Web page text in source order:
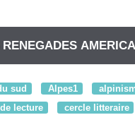
RENEGADES
sud Alpes1
lecture cercle litteraire